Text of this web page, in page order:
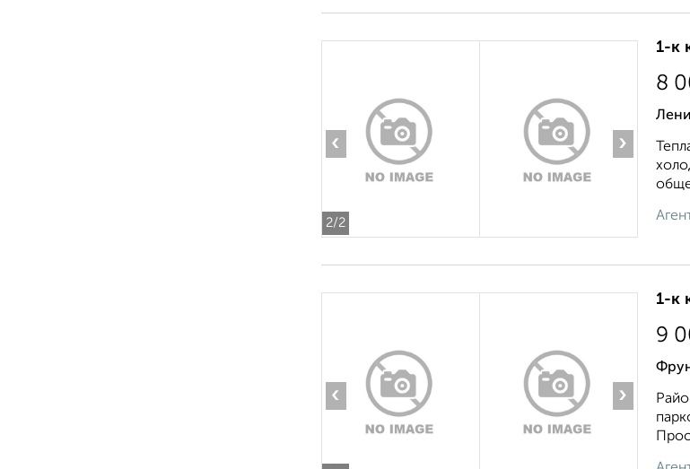
2/2
‹ ›
1-к
8
‹ ›
1-к
9